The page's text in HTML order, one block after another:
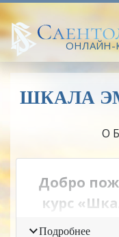
ОНЛАЙН-
ШКАЛА
Добро
курс
Подробнее